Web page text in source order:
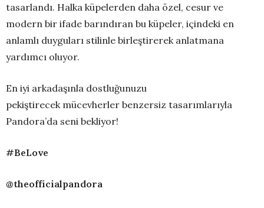
tasarlandı. Halka küpelerden daha özel, cesur ve
modern bir ifade barındıran bu küpeler, içindeki en
anlamlı duyguları stilinle birleştirerek anlatmana
yardımcı oluyor.
En iyi arkadaşınla dostluğunuzu
pekiştirecek mücevherler benzersiz tasarımlarıyla
Pandora’da seni bekliyor!
#BeLove
@theofficialpandora